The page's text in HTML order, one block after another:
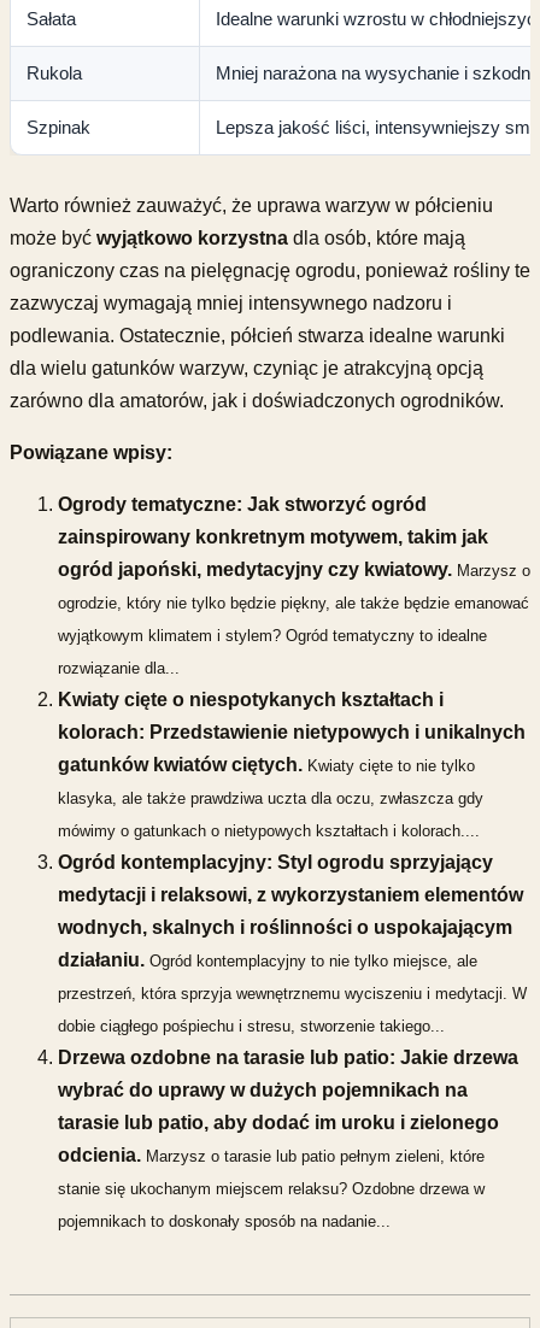
Sałata Idealne warunki wzrostu w
Rukola Mniej narażona na wysychanie i
Szpinak Lepsza jakość liści, intensywniejszy
Warto również zauważyć, że uprawa warzyw w półcieniu
może być wyjątkowo korzystna dla osób, które mają
ograniczony czas na pielęgnację ogrodu, ponieważ rośliny te
zazwyczaj wymagają mniej intensywnego nadzoru i
podlewania. Ostatecznie, półcień stwarza idealne warunki
dla wielu gatunków warzyw, czyniąc je atrakcyjną opcją
zarówno dla amatorów, jak i doświadczonych ogrodników.
Powiązane wpisy:
Ogrody tematyczne: Jak stworzyć ogród
zainspirowany konkretnym motywem, takim jak
ogród japoński, medytacyjny czy kwiatowy. Marzysz o
ogrodzie, który nie tylko będzie piękny, ale także będzie emanować
wyjątkowym klimatem i stylem? Ogród tematyczny to idealne
rozwiązanie dla...
Kwiaty cięte o niespotykanych kształtach i
kolorach: Przedstawienie nietypowych i unikalnych
gatunków kwiatów ciętych. Kwiaty cięte to nie tylko
klasyka, ale także prawdziwa uczta dla oczu, zwłaszcza gdy
mówimy o gatunkach o nietypowych kształtach i kolorach....
Ogród kontemplacyjny: Styl ogrodu sprzyjający
medytacji i relaksowi, z wykorzystaniem elementów
wodnych, skalnych i roślinności o uspokajającym
działaniu. Ogród kontemplacyjny to nie tylko miejsce, ale
przestrzeń, która sprzyja wewnętrznemu wyciszeniu i medytacji. W
dobie ciągłego pośpiechu i stresu, stworzenie takiego...
Drzewa ozdobne na tarasie lub patio: Jakie drzewa
wybrać do uprawy w dużych pojemnikach na
tarasie lub patio, aby dodać im uroku i zielonego
odcienia. Marzysz o tarasie lub patio pełnym zieleni, które
stanie się ukochanym miejscem relaksu? Ozdobne drzewa w
pojemnikach to doskonały sposób na nadanie...